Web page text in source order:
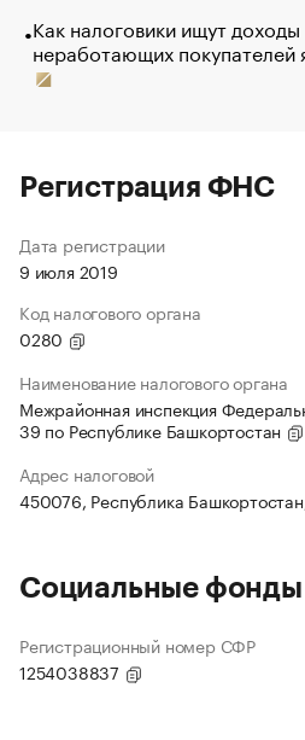
Как налоговики ищут доходы
неработающих покупателей
Регистрация ФНС
Дата регистрации
9 июля 2019
Код налогового органа
0280
Наименование налогового органа
Межрайонная инспекция
39 по Республике Башкортостан
Адрес налоговой
450076, Республика
Социальные фонды
Регистрационный номер СФР
1254038837